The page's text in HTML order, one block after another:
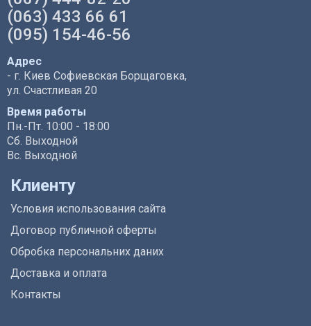
(063) 433 66 61
(095) 154-46-56
Адрес
- г. Киев Софиевская Борщаговка,
ул. Счастливая 20
Время работы
Пн.-Пт. 10:00 - 18:00
Сб. Выходной
Вс. Выходной
Клиенту
Условия использования сайта
Договор публичной оферты
Обробка персональних даних
Доставка и оплата
Контакты